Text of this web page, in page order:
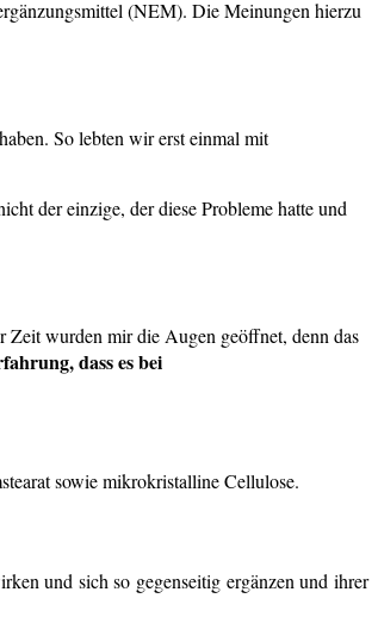
(NEM). Die Meinungen hierzu
So lebten wir erst einmal mit
der einzige, der diese Probleme hatte und
Zeit wurden mir die Augen geöffnet, denn das
dass es bei
sowie mikrokristalline Cellulose.
und sich so gegenseitig ergänzen und ihrer